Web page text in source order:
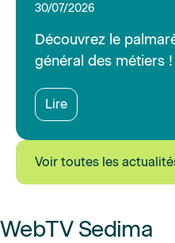
30/07/2026
Découvrez le
général des métiers !
Lire
Voir toutes les
WebTV Sedima